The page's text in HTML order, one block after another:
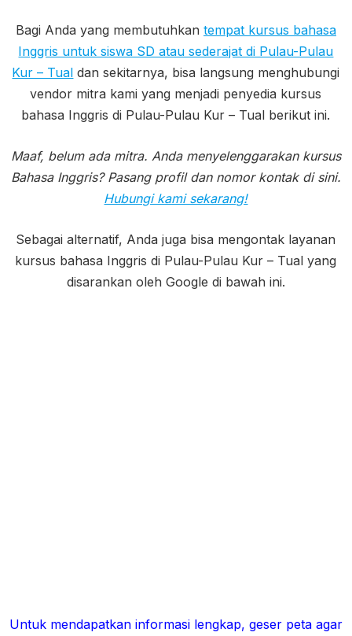
Bagi Anda yang membutuhkan tempat kursus bahasa
Inggris untuk siswa SD atau sederajat di Pulau-Pulau
Kur – Tual dan sekitarnya, bisa langsung menghubungi
vendor mitra kami yang menjadi penyedia kursus
bahasa Inggris di Pulau-Pulau Kur – Tual berikut ini.
Maaf, belum ada mitra. Anda menyelenggarakan kursus
Bahasa Inggris? Pasang profil dan nomor kontak di sini.
Hubungi kami sekarang!
Sebagai alternatif, Anda juga bisa mengontak layanan
kursus bahasa Inggris di Pulau-Pulau Kur – Tual yang
disarankan oleh Google di bawah ini.
Untuk mendapatkan informasi lengkap, geser peta agar